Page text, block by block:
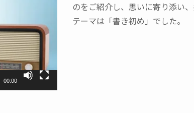
00:00
のをご紹介し、思いに寄り添い
テーマは「書き初め」でした。